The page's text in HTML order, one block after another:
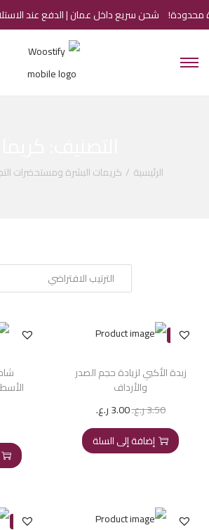
شحن سريع داخل عمان | الدفع عند الاستلام
الرئيسية / كريمات البشرة ومستحضرات
-14%
زبدة الأكبي لزيادة حجم الصدر
والأرداف
3.50ر.ع.3.00ر.ع.
إضافة إلى السلة
-33%